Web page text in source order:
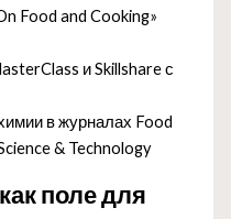
Food and Cooking»
и Skillshare с
в журналах Food
& Technology
поле для